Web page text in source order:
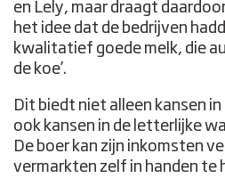
en Lely, maar draagt
het idee dat de bedrijven
kwalitatief goede melk, die
de koe’.
Dit biedt niet alleen kansen
ook kansen in de letterlijke
De boer kan zijn inkomsten
vermarkten zelf in handen te